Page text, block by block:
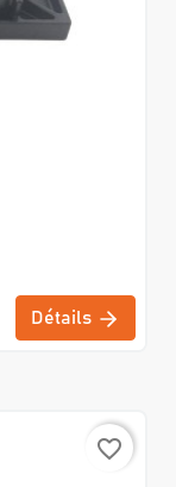
Détails
favorite_border